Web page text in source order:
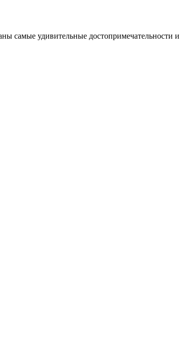
самые удивительные достопримечательности